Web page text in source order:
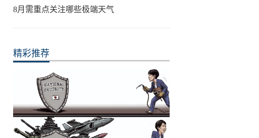
8月需重点关注哪些极端天气
精彩推荐